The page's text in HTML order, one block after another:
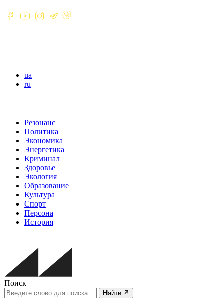
ua
ru
Резонанс
Политика
Экономика
Энергетика
Криминал
Здоровье
Экология
Образование
Культура
Спорт
Персона
История
Поиск
Найти